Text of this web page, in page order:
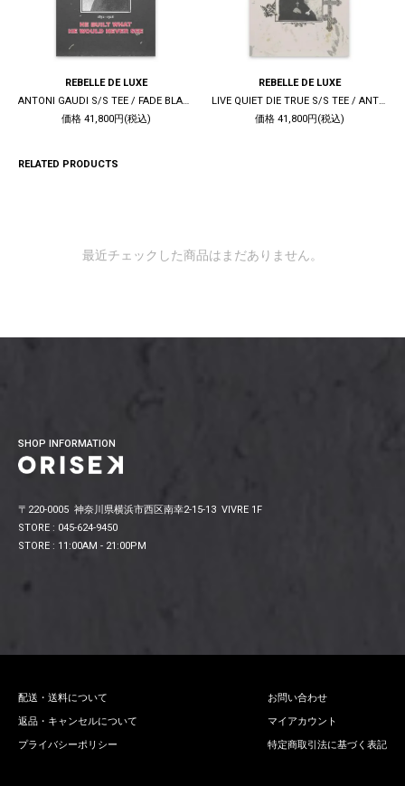
REBELLE DE LUXE
ANTONI GAUDI S/S TEE / FADE BLACK
価格 41,800円(税込)
REBELLE DE LUXE
LIVE QUIET DIE TRUE S/S TEE / ANTIQUE WHITE
価格 41,800円(税込)
RELATED PRODUCTS
最近チェックした商品はまだありません。
SHOP INFORMATION
〒220-0005 神奈川県横浜市西区南幸2-15-13 VIVRE 1F
STORE : 045-624-9450
STORE : 11:00AM - 21:00PM
配送・送料について
返品・キャンセルについて
プライバシーポリシー
お問い合わせ
マイアカウント
特定商取引法に基づく表記